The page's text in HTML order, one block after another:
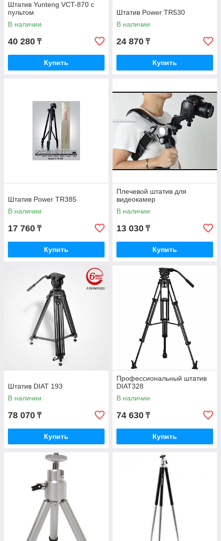
Штатив Yunteng VCT-870 с
пультом
В наличии
40 280 ₸
Купить
Штатив Power TR530
В наличии
24 870 ₸
Купить
Штатив Power TR385
В наличии
17 760 ₸
Купить
Плечевой штатив для
видеокамер
В наличии
13 030 ₸
Купить
Штатив DIAT 193
В наличии
78 070 ₸
Купить
Профессиональный штатив
DIAT328
В наличии
74 630 ₸
Купить